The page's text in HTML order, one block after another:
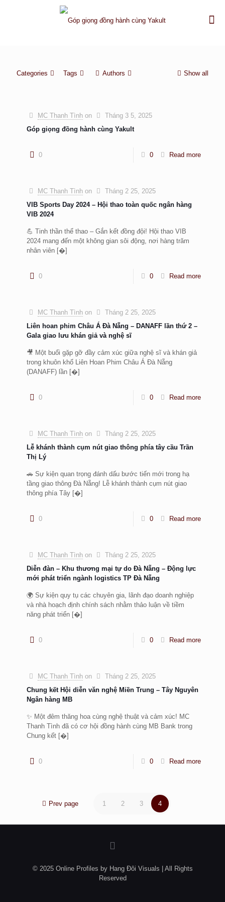
Categories Tags Authors Show all
MC Thanh Tình on
Tháng 3 5, 2025
Góp giọng đồng hành cùng Yakult
0 0 Read more
MC Thanh Tình on
Tháng 2 25, 2025
VIB Sports Day 2024 – Hội thao toàn quốc ngân hàng
VIB 2024
💪 Tinh thần thể thao – Gắn kết đồng đội! Hội thao VIB
2024 mang đến một không gian sôi động, nơi hàng trăm
nhân viên [�]
0 0 Read more
MC Thanh Tình on
Tháng 2 25, 2025
Liên hoan phim Châu Á Đà Nẵng – DANAFF lần thứ 2 –
Gala giao lưu khán giả và nghệ sĩ
🎥 Một buổi gặp gỡ đầy cảm xúc giữa nghệ sĩ và khán giả
trong khuôn khổ Liên Hoan Phim Châu Á Đà Nẵng
(DANAFF) lần [�]
0 0 Read more
MC Thanh Tình on
Tháng 2 25, 2025
Lễ khánh thành cụm nút giao thông phía tây cầu Trần
Thị Lý
🚗 Sự kiện quan trọng đánh dấu bước tiến mới trong hạ
tầng giao thông Đà Nẵng! Lễ khánh thành cụm nút giao
thông phía Tây [�]
0 0 Read more
MC Thanh Tình on
Tháng 2 25, 2025
Diễn đàn – Khu thương mại tự do Đà Nẵng – Động lực
mới phát triển ngành logistics TP Đà Nẵng
🌍 Sự kiện quy tụ các chuyên gia, lãnh đạo doanh nghiệp
và nhà hoạch định chính sách nhằm thảo luận về tiềm
năng phát triển [�]
0 0 Read more
MC Thanh Tình on
Tháng 2 25, 2025
Chung kết Hội diễn văn nghệ Miền Trung – Tây Nguyên
Ngân hàng MB
✨ Một đêm thăng hoa cùng nghệ thuật và cảm xúc! MC
Thanh Tình đã có cơ hội đồng hành cùng MB Bank trong
Chung kết [�]
0 0 Read more
Prev page 1 2 3 4
© 2025 Online Profiles by Hang Đôi Visuals | All Rights
Reserved